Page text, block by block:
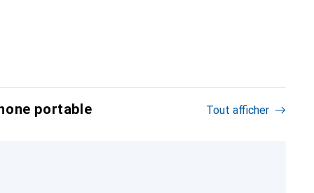
portable Tout afficher